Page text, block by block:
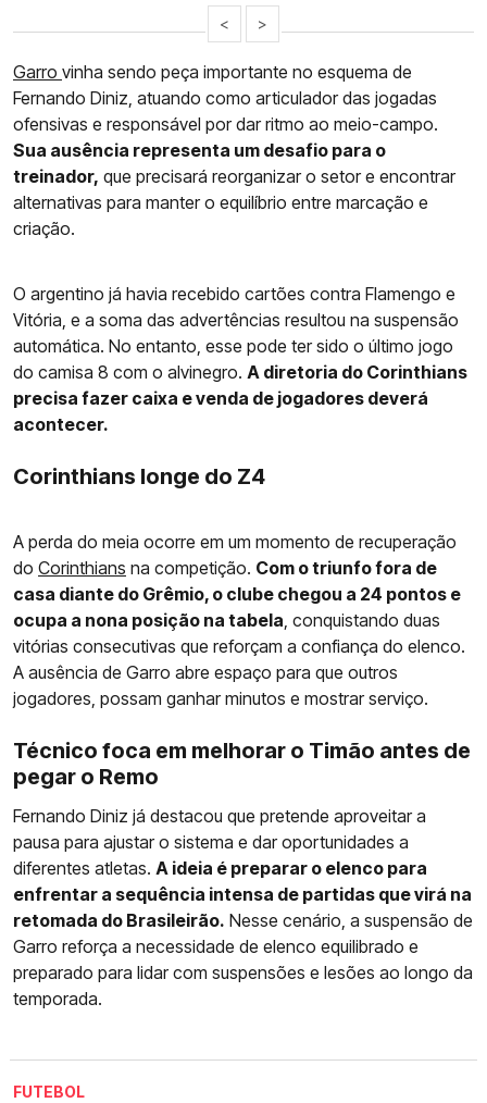
< >
Garro vinha sendo peça importante no esquema de
Fernando Diniz, atuando como articulador das jogadas
ofensivas e responsável por dar ritmo ao meio-campo.
Sua ausência representa um desafio para o
treinador, que precisará reorganizar o setor e encontrar
alternativas para manter o equilíbrio entre marcação e
criação.
O argentino já havia recebido cartões contra Flamengo e
Vitória, e a soma das advertências resultou na suspensão
automática. No entanto, esse pode ter sido o último jogo
do camisa 8 com o alvinegro. A diretoria do Corinthians
precisa fazer caixa e venda de jogadores deverá
acontecer.
Corinthians longe do Z4
A perda do meia ocorre em um momento de recuperação
do Corinthians na competição. Com o triunfo fora de
casa diante do Grêmio, o clube chegou a 24 pontos e
ocupa a nona posição na tabela , conquistando duas
vitórias consecutivas que reforçam a confiança do elenco.
A ausência de Garro abre espaço para que outros
jogadores, possam ganhar minutos e mostrar serviço.
Técnico foca em melhorar o Timão antes de
pegar o Remo
Fernando Diniz já destacou que pretende aproveitar a
pausa para ajustar o sistema e dar oportunidades a
diferentes atletas. A ideia é preparar o elenco para
enfrentar a sequência intensa de partidas que virá na
retomada do Brasileirão. Nesse cenário, a suspensão de
Garro reforça a necessidade de elenco equilibrado e
preparado para lidar com suspensões e lesões ao longo da
temporada.
FUTEBOL